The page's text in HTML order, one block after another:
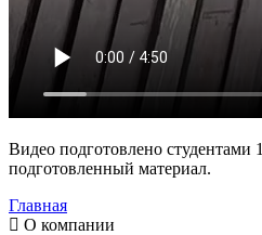
Видео подготовлено студентами
подготовленный материал.
Главная
О компании